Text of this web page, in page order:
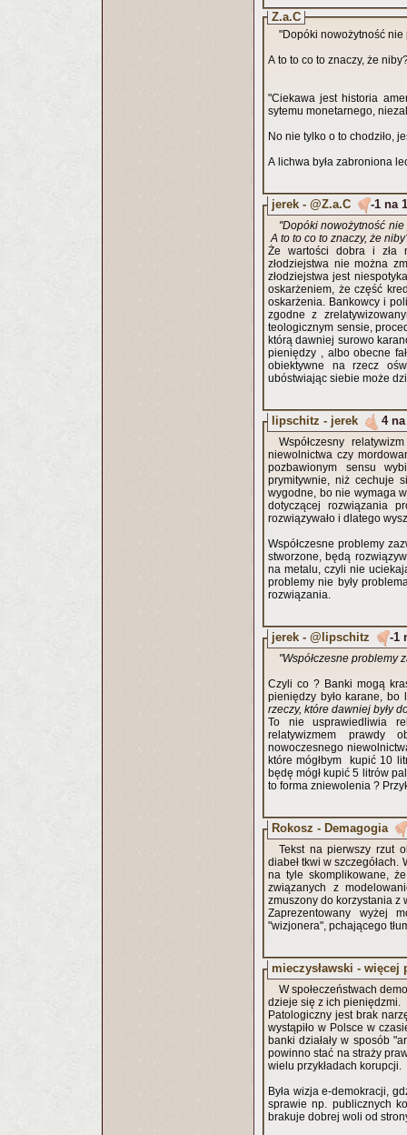
Z.a.C
"Dopóki nowożytność
A to to co to znaczy, że
"Ciekawa jest historia
sytemu monetarnego,
No nie tylko o to chodziło,
A lichwa była zabroniona
jerek - @Z.a.C -1 na 1
"Dopóki nowożytność
A to to co to znaczy, że
Że wartości dobra i zła
złodziejstwa nie można
złodziejstwa jest
oskarżeniem, że część
oskarżenia. Bankowcy i
zgodne z
teologicznym sensie,
którą dawniej surowo
pieniędzy , albo obecne
obiektywne na rzecz
ubóstwiając siebie może
lipschitz - jerek 4
Współczesny
niewolnictwa czy
pozbawionym sensu
prymitywnie, niż cechuje
wygodne, bo nie wymaga
dotyczącej rozwiązania
rozwiązywało i dlatego
Współczesne problemy
stworzone, będą
na metalu, czyli nie
problemy nie były
rozwiązania.
jerek - @lipschitz -1
"Współczesne problemy
Czyli co ? Banki mogą
pieniędzy było karane,
rzeczy, które dawniej były
To nie usprawiedliwia
relatywizmem prawdy
nowoczesnego
które mógłbym kupić 10
będę mógł kupić 5 litrów
to forma zniewolenia ?
Rokosz - Demagogia
Tekst na pierwszy rzut
diabeł tkwi w
na tyle skomplikowane,
związanych z
zmuszony do korzystania
Zaprezentowany wyżej
"wizjonera", pchającego
mieczysławski - więcej
W społeczeństwach
dzieje się z ich pieniędzmi.
Patologiczny jest brak
wystąpiło w Polsce w
banki działały w sposób
powinno stać na straży
wielu przykładach korupcji.
Była wizja e-demokracji,
sprawie np. publicznych
brakuje dobrej woli od